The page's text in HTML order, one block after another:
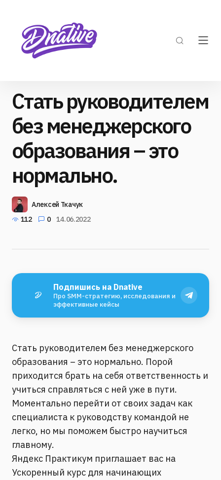
Стать руководителем
без менеджерского
образования – это
нормально.
Алексей Ткачук
112
0 14.06.2022
Подпишись на Dnative
Про SMM-стратегию, исследования и
эффективные кейсы
Стать руководителем без менеджерского
образования – это нормально. Порой
приходится брать на себя ответственность и
учиться справляться с ней уже в пути.
Моментально перейти от своих задач как
специалиста к руководству командой не
легко, но мы поможем быстро научиться
главному.
Яндекс Практикум приглашает вас на
Ускоренный курс для начинающих